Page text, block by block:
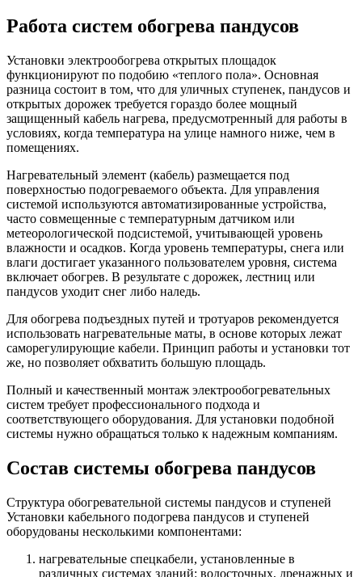
Работа систем обогрева пандусов
Установки электрообогрева открытых площадок
функционируют по подобию «теплого пола». Основная
разница состоит в том, что для уличных ступенек, пандусов и
открытых дорожек требуется гораздо более мощный
защищенный кабель нагрева, предусмотренный для работы в
условиях, когда температура на улице намного ниже, чем в
помещениях.
Нагревательный элемент (кабель) размещается под
поверхностью подогреваемого объекта. Для управления
системой используются автоматизированные устройства,
часто совмещенные с температурным датчиком или
метеорологической подсистемой, учитывающей уровень
влажности и осадков. Когда уровень температуры, снега или
влаги достигает указанного пользователем уровня, система
включает обогрев. В результате с дорожек, лестниц или
пандусов уходит снег либо наледь.
Для обогрева подъездных путей и тротуаров рекомендуется
использовать нагревательные маты, в основе которых лежат
саморегулирующие кабели. Принцип работы и установки тот
же, но позволяет обхватить большую площадь.
Полный и качественный монтаж электрообогревательных
систем требует профессионального подхода и
соответствующего оборудования. Для установки подобной
системы нужно обращаться только к надежным компаниям.
Состав системы обогрева пандусов
Структура обогревательной системы пандусов и ступеней
Установки кабельного подогрева пандусов и ступеней
оборудованы несколькими компонентами:
нагревательные спецкабели, установленные в
различных системах зданий: водосточных, дренажных и